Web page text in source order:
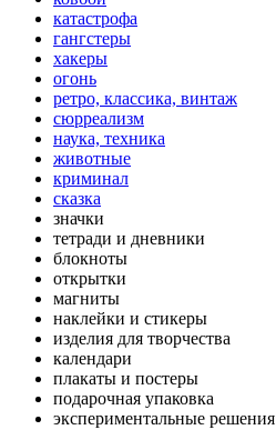
катастрофа
гангстеры
хакеры
огонь
ретро, классика, винтаж
сюрреализм
наука, техника
животные
криминал
сказка
значки
тетради и дневники
блокноты
открытки
магниты
наклейки и стикеры
изделия для творчества
календари
плакаты и постеры
подарочная упаковка
экспериментальные решения